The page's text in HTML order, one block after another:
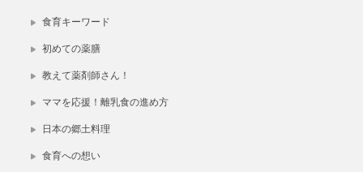
食育キーワード
初めての薬膳
教えて薬剤師さん！
ママを応援！離乳食の進め方
日本の郷土料理
食育への想い